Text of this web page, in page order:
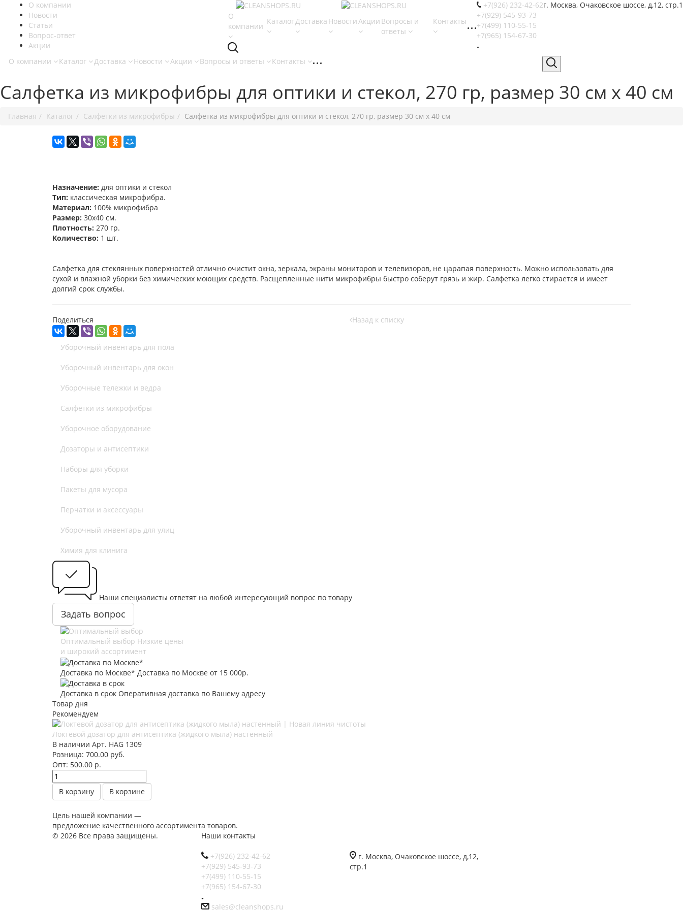
О компании
Новости
Статьи
Вопрос-ответ
Акции
г. Москва, Очаковское шоссе, д,12, стр.1
+7(926) 232-42-62
+7(929) 545-93-73
+7(499) 110-55-15
+7(965) 154-67-30
О компании Каталог Доставка Новости Акции Вопросы и ответы Контакты
О
компании
КаталогДоставка НовостиАкции Вопросы и
ответы
Контакты
Салфетка из микрофибры для оптики и стекол, 270 гр, размер 30 см х 40 см
Главная Каталог Салфетки из микрофибры Салфетка из микрофибры для оптики и стекол, 270 гр, размер 30 см х 40 см
Назначение: для оптики и стекол
Тип: классическая микрофибра.
Материал: 100% микрофибра
Размер: 30х40 см.
Плотность: 270 гр.
Количество: 1 шт.
Салфетка для стеклянных поверхностей отлично очистит окна, зеркала, экраны мониторов и телевизоров, не царапая поверхность. Можно использовать для
сухой и влажной уборки без химических моющих средств. Расщепленные нити микрофибры быстро соберут грязь и жир. Салфетка легко стирается и имеет
долгий срок службы.
Поделиться Назад к списку
Уборочный инвентарь для пола
Уборочный инвентарь для окон
Уборочные тележки и ведра
Салфетки из микрофибры
Уборочное оборудование
Дозаторы и антисептики
Наборы для уборки
Пакеты для мусора
Перчатки и аксессуары
Уборочный инвентарь для улиц
Химия для клинига
Наши специалисты ответят на любой интересующий вопрос по товару
Задать вопрос
Оптимальный выбор Низкие цены
и широкий ассортимент
Доставка по Москве* Доставка по Москве от 15 000р.
Доставка в срок Оперативная доставка по Вашему адресу
Товар дня
Рекомендуем
Локтевой дозатор для антисептика (жидкого мыла) настенный
В наличии Арт. HAG 1309
Розница: 700.00 руб.
Опт: 500.00 р.
В корзину В корзине
Цель нашей компании —
предложение качественного ассортимента товаров.
© 2026 Все права защищены.
Наши контакты
+7(926) 232-42-62
+7(929) 545-93-73
+7(499) 110-55-15
+7(965) 154-67-30
sales@cleanshops.ru
г. Москва, Очаковское шоссе, д,12,
стр.1